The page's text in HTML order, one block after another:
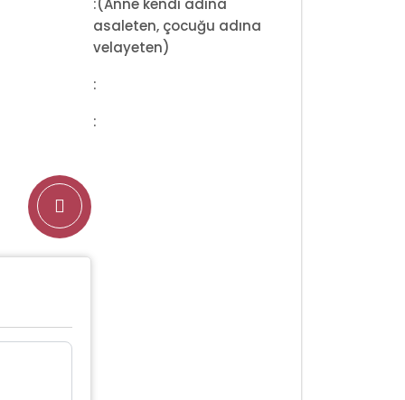
:(Anne kendi adına
asaleten, çocuğu adına
velayeten)
:
: